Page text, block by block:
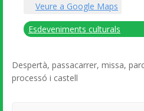
Veure a Google Maps
Esdeveniments culturals
Despertà, passacarrer, missa,
processó i castell